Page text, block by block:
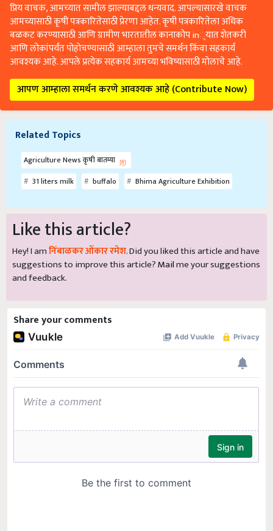
प्रिय वाचक, आमच्यात सामील झाल्याबद्दल धन्यवाद. आपल्यासारखे वाचक
आमच्यासाठी कृषी पत्रकारितेसाठी प्रेरणा आहेत. कृषी पत्रकारितेला अधिक
बळकट करण्यासाठी आणि ग्रामीण भारतातील कानाकोप in्यात शेतकरी
आणि लोकांपर्यंत पोहोचण्यासाठी आम्हाला तुमचे समर्थन किंवा सहकार्य
आवश्यक आहे. आपले प्रत्येक सहकार्य आमच्या भविष्यासाठी मोलाचे आहे.
आपण आम्हाला समर्थन करणे आवश्यक आहे (Contribute Now)
Related Topics
Agriculture News कृषी बातम्या
31 liters milk
buffalo Bhima Agriculture Exhibition
Like this article?
Hey! I amनिंबाळकर ओंकार रमेश. Did you liked this article and have
suggestions to improve this article?Mailme your suggestions
and feedback.
Share your comments